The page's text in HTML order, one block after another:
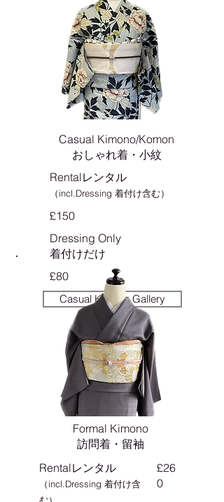
Casual Kimono/Komon
おしゃれ着・小紋
Rentalレンタル
（incl.Dressing 着付け含む）
£150
Dressing Only
​着付けだけ
£80
Casual Kimono Gallery
Formal Kimono
訪問着・留袖
Rentalレンタル
（incl.Dressing 着付け含
£26
0